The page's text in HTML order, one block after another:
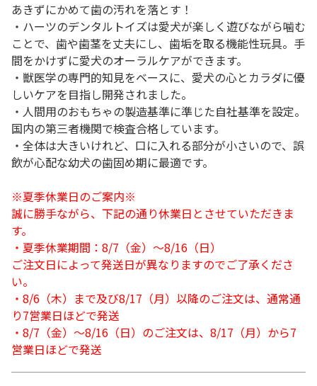
あきずにかめて歯の汚れを落とす！
・ハーツのデンタルトイズは愛犬が楽しく遊びながら噛む
ことで、歯や歯茎を丈夫にし、歯垢を取る機能性玩具。手
間をかけずに愛犬のオーラルケアができます。
・獣医学の専門的知見をベースに、愛犬の心とカラダに優
しいケアを目指し開発されました。
・人間用のおもちゃの製造基準に準じた自社基準を設定。
国内の第三者機関で検査合格しています。
・全体は大きいけれど、口に入れる部分が小さいので、誤
飲が心配な幼犬の歯固め期に最適です。
※夏季休業日のご案内※
誠に勝手ながら、下記の通り休業日とさせていただきま
す。
・夏季休業期間：8/7（金）～8/16（日）
ご注文日によって発送日が異なりますのでご了承くださ
い。
・8/6（木）まで及び8/17（月）以降のご注文は、通常通
り7営業日ほどで発送
・8/7（金）～8/16（日）のご注文は、8/17（月）から7
営業日ほどで発送